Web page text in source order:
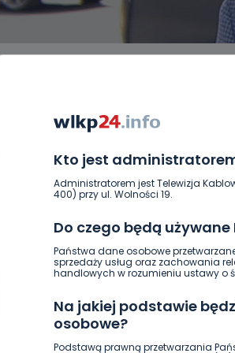
Kto jest
Administratorem jest Telewizja
400) przy ul. Wolności 19.
Do czego będą
Państwa dane osobowe
sprzedaży usług oraz zachowania
handlowych w rozumieniu ustawy o
Na jakiej podstawie
osobowe?
Podstawą prawną przetwarzania
CIEKAWOSTKI EDUKACJA
RELIGIA SAMORZĄD ŚRODOWISKO